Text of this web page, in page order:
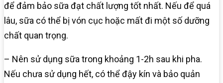
để đảm bảo sữa đạt chất lượng tốt nhất. Nếu để quá
lâu, sữa có thể bị vón cục hoặc mất đi một số dưỡng
chất quan trọng.
– Nên sử dụng sữa trong khoảng 1-2h sau khi pha.
Nếu chưa sử dụng hết, có thể đậy kín và bảo quản